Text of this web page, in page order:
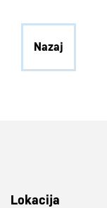
Nazaj
Lokacija